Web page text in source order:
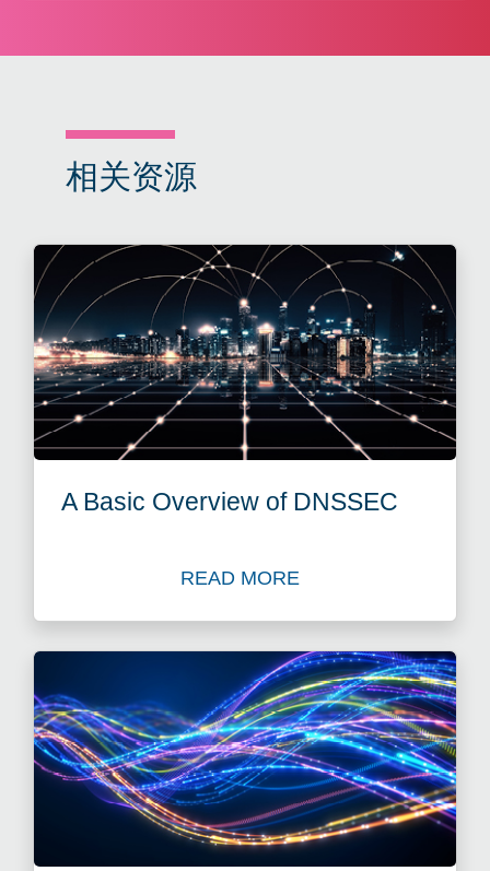
相关资源
A Basic Overview of DNSSEC
READ MORE
Read Blog: A Basic